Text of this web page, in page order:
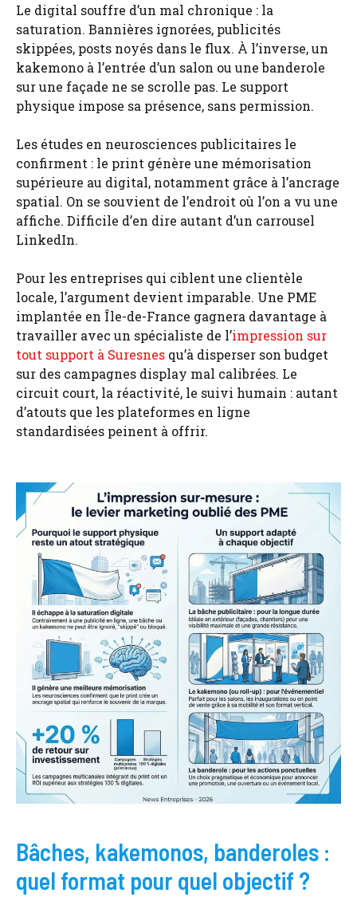
Le digital souffre d’un mal chronique : la
saturation. Bannières ignorées, publicités
skippées, posts noyés dans le flux. À l’inverse, un
kakemono à l’entrée d’un salon ou une banderole
sur une façade ne se scrolle pas. Le support
physique impose sa présence, sans permission.
Les études en neurosciences publicitaires le
confirment : le print génère une mémorisation
supérieure au digital, notamment grâce à l’ancrage
spatial. On se souvient de l’endroit où l’on a vu une
affiche. Difficile d’en dire autant d’un carrousel
LinkedIn.
Pour les entreprises qui ciblent une clientèle
locale, l’argument devient imparable. Une PME
implantée en Île-de-France gagnera davantage à
travailler avec un spécialiste de l’impression sur
tout support à Suresnes qu’à disperser son budget
sur des campagnes display mal calibrées. Le
circuit court, la réactivité, le suivi humain : autant
d’atouts que les plateformes en ligne
standardisées peinent à offrir.
Bâches, kakemonos, banderoles :
quel format pour quel objectif ?